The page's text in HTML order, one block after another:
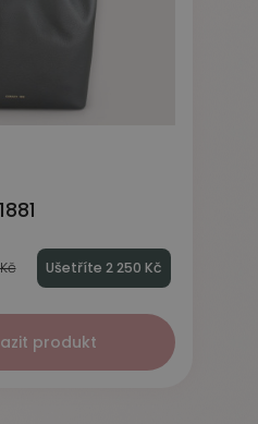
Ušetříte 2 250 Kč
produkt